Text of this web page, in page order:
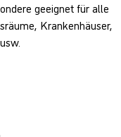
geeignet für alle
Krankenhäuser,